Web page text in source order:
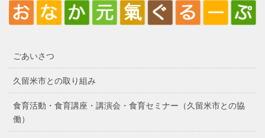
ごあいさつ
久留米市との取り組み
食育活動・食育講座・講演会・食育セミナー（久留米市との協
働）